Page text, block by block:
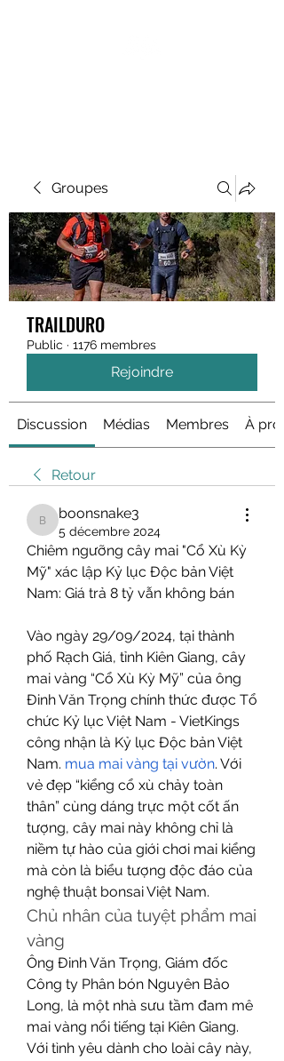
Groupes
TRAILDURO
Public · 1176 membres
Rejoindre
Discussion Médias Membres À
Retour
boonsnake3
boonsnake3
5 décembre 2024
Chiêm ngưỡng cây mai "Cổ Xù Kỳ
Mỹ" xác lập Kỷ lục Độc bản Việt
Nam: Giá trả 8 tỷ vẫn không bán
Vào ngày 29/09/2024, tại thành
phố Rạch Giá, tỉnh Kiên Giang, cây
mai vàng “Cổ Xù Kỳ Mỹ” của ông
Đinh Văn Trọng chính thức được Tổ
chức Kỷ lục Việt Nam - VietKings
công nhận là Kỷ lục Độc bản Việt
Nam. mua mai vàng tại vườn. Với
vẻ đẹp “kiểng cổ xù chảy toàn
thân” cùng dáng trực một cốt ấn
tượng, cây mai này không chỉ là
niềm tự hào của giới chơi mai kiểng
mà còn là biểu tượng độc đáo của
nghệ thuật bonsai Việt Nam.
Chủ nhân của tuyệt phẩm mai
vàng
Ông Đinh Văn Trọng, Giám đốc
Công ty Phân bón Nguyên Bảo
Long, là một nhà sưu tầm đam mê
mai vàng nổi tiếng tại Kiên Giang.
Với tình yêu dành cho loài cây này,